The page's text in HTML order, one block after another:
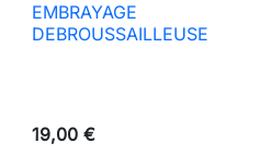
 Aperçu rapide
EMBRAYAGE
DEBROUSSAILLEUSE
19,00 €